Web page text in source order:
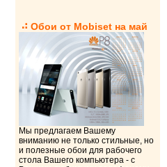
Обои от Mobiset на май
Мы предлагаем Вашему
вниманию не только стильные, но
и полезные обои для рабочего
стола Вашего компьютера - с